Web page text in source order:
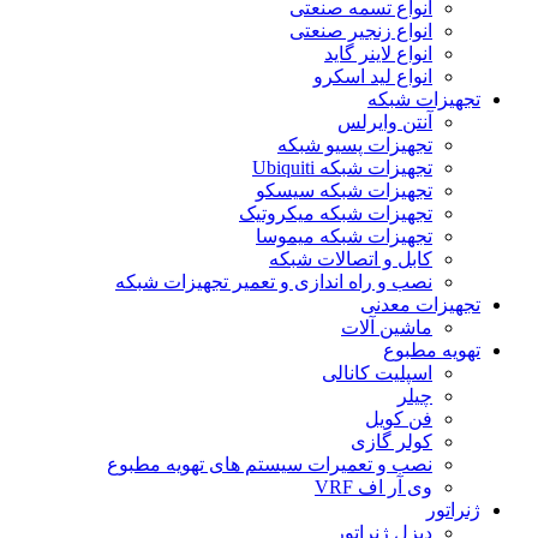
انواع تسمه صنعتی
انواع زنجیر صنعتی
انواع لاینر گاید
انواع لید اسکرو
تجهیزات شبکه
آنتن وایرلس
تجهیزات پسیو شبکه
تجهیزات شبکه Ubiquiti
تجهیزات شبکه سیسکو
تجهیزات شبکه میکروتیک
تجهیزات شبکه میموسا
کابل و اتصالات شبکه
نصب و راه اندازی و تعمیر تجهیزات شبکه
تجهیزات معدنی
ماشین آلات
تهویه مطبوع
اسپلیت کانالی
چیلر
فن کویل
کولر گازی
نصب و تعمیرات سیستم های تهویه مطبوع
وی آر اف VRF
ژنراتور
دیزل ژنراتور